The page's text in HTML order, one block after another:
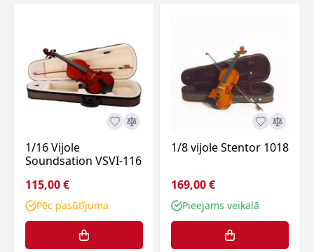
1/16 Vijole
Soundsation VSVI-116
115,00 €
Pēc pasūtījuma
1/8 vijole Stentor 1018
169,00 €
Pieejams veikalā